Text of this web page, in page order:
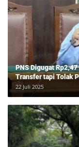
PNS Digugat
Transfer tapi Tolak
Lawan Tipu Rp850
22 Juli 2025